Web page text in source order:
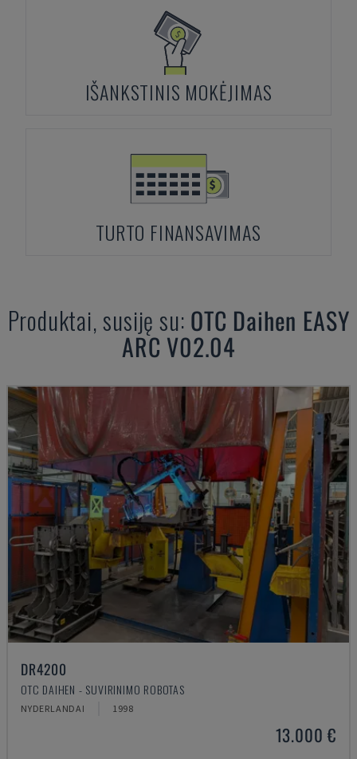
IŠANKSTINIS MOKĖJIMAS
TURTO FINANSAVIMAS
Produktai, susiję su: OTC Daihen EASY
ARC V02.04
DR4200
OTC DAIHEN - SUVIRINIMO ROBOTAS
NYDERLANDAI 1998
13.000 €